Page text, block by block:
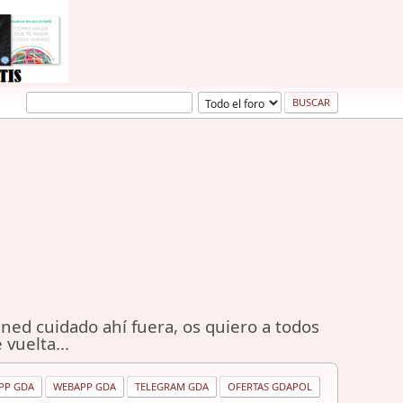
cuidado ahí fuera, os quiero a todos
vuelta...
GDA WEBAPP GDA TELEGRAM GDA OFERTAS GDAPOL